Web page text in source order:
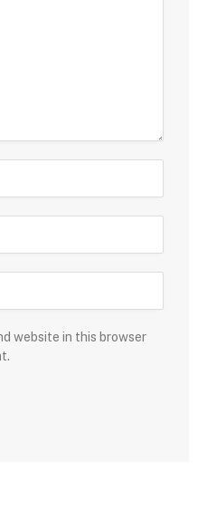
website in this browser